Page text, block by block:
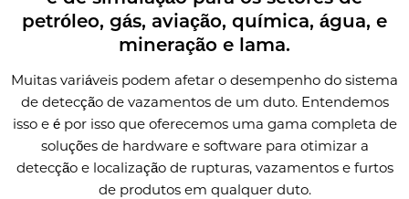
petróleo, gás, aviação, química, água, e
mineração e lama.
Muitas variáveis podem afetar o desempenho do sistema
de detecção de vazamentos de um duto. Entendemos
isso e é por isso que oferecemos uma gama completa de
soluções de hardware e software para otimizar a
detecção e localização de rupturas, vazamentos e furtos
de produtos em qualquer duto.